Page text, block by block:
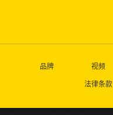
品牌 视频
法律条款